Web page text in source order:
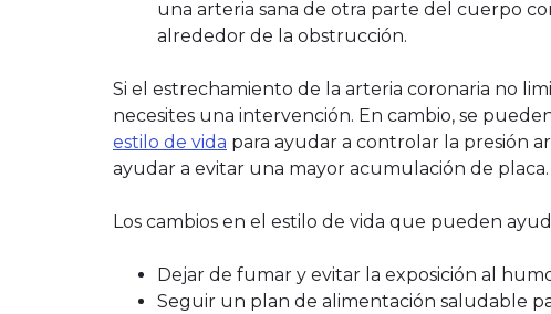
una arteria sana de otra parte del cuerpo
alrededor de la obstrucción.
Si el estrechamiento de la arteria coronaria no
necesites una intervención. En cambio, se
estilo de vida para ayudar a controlar la presión
ayudar a evitar una mayor acumulación de placa.
Los cambios en el estilo de vida que pueden
Dejar de fumar y evitar la exposición al
Seguir un plan de alimentación saludable